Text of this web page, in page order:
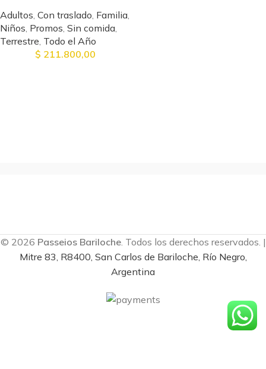
Adultos, Con traslado, Familia,
Niños, Promos, Sin comida,
Terrestre, Todo el Año
$ 211.800,00
© 2026 Passeios Bariloche. Todos los derechos reservados. |
Mitre 83, R8400, San Carlos de Bariloche, Río Negro,
Argentina